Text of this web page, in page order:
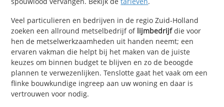
Veel particulieren en bedrijven in de regio Zuid-Holland
zoeken een allround metselbedrijf of lijmbedrijfdie voor
hen de metselwerkzaamheden uit handen neemt; een
ervaren vakman die helpt bij het maken van de juiste
keuzes om binnen budget te blijven en zo de beoogde
plannen te verwezenlijken. Tenslotte gaat het vaak om een
flinke bouwkundige ingreep aan uw woning en daar is
vertrouwen voor nodig.